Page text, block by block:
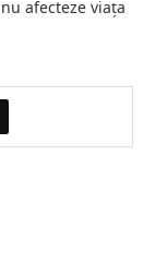
afecteze viața